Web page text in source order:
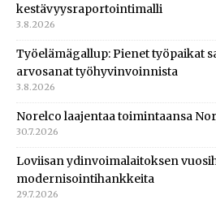
kestävyysraportointimalli
3.8.2026
Työelämägallup: Pienet työpaikat
arvosanat työhyvinvoinnista
3.8.2026
Norelco laajentaa toimintaansa
30.7.2026
Loviisan ydinvoimalaitoksen
modernisointihankkeita
29.7.2026